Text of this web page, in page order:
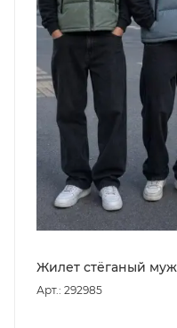
Жилет стёганый
Арт.: 292985